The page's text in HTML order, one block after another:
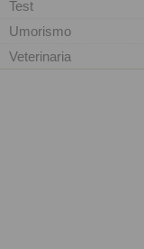
Test
Umorismo
Veterinaria